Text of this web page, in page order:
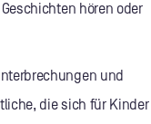
hören oder
und
die sich für Kinder